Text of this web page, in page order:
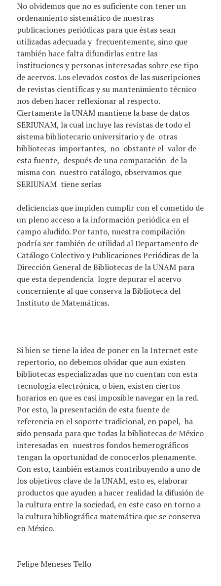
No olvidemos que no es suficiente con tener un
ordenamiento sistemático de nuestras
publicaciones periódicas para que éstas sean
utilizadas adecuada y frecuentemente, sino que
también hace falta difundirlas entre las
instituciones y personas interesadas sobre ese tipo
de acervos. Los elevados costos de las suscripciones
de revistas científicas y su mantenimiento técnico
nos deben hacer reflexionar al respecto.
Ciertamente la UNAM mantiene la base de datos
SERIUNAM, la cual incluye las revistas de todo el
sistema bibliotecario universitario y de otras
bibliotecas importantes, no obstante el valor de
esta fuente, después de una comparación de la
misma con nuestro catálogo, observamos que
SERIUNAM tiene serias
deficiencias que impiden cumplir con el cometido de
un pleno acceso a la información periódica en el
campo aludido. Por tanto, nuestra compilación
podría ser también de utilidad al Departamento de
Catálogo Colectivo y Publicaciones Periódicas de la
Dirección General de Bibliotecas de la UNAM para
que esta dependencia logre depurar el acervo
concerniente al que conserva la Biblioteca del
Instituto de Matemáticas.
Si bien se tiene la idea de poner en la Internet este
repertorio, no debemos olvidar que aun existen
bibliotecas especializadas que no cuentan con esta
tecnología electrónica, o bien, existen ciertos
horarios en que es casi imposible navegar en la red.
Por esto, la presentación de esta fuente de
referencia en el soporte tradicional, en papel, ha
sido pensada para que todas la bibliotecas de México
interesadas en nuestros fondos hemerográficos
tengan la oportunidad de conocerlos plenamente.
Con esto, también estamos contribuyendo a uno de
los objetivos clave de la UNAM, esto es, elaborar
productos que ayuden a hacer realidad la difusión de
la cultura entre la sociedad, en este caso en torno a
la cultura bibliográfica matemática que se conserva
en México.
Felipe Meneses Tello